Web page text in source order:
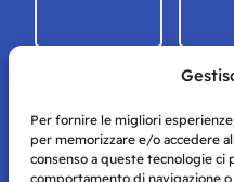
Per fornire le migliori
per memorizzare e/o accedere
consenso a queste tecnologie
comportamento di navigazione